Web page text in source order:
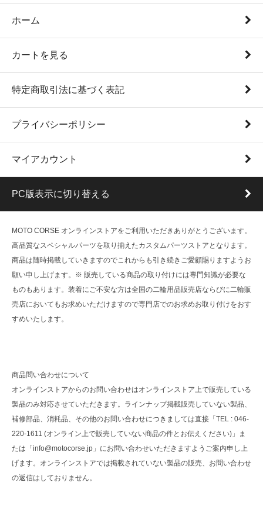
ホーム
カートを見る
特定商取引法に基づく表記
プライバシーポリシー
マイアカウント
PC版表示に切り替える
MOTO CORSE オンラインストアをご利用いただきありがとうございます。
高品質なスペシャルパーツを取り揃えたカスタムパーツストアとなります。
商品は随時掲載していきますのでこれからも引き続きご愛顧賜りますようお
願い申し上げます。※ 販売している商品の取り付けには専門知識が必要な
ものもあります。装着にご不安な方は全国の二輪用品販売店ならびに二輪販
売店においてもお求めいただけますので専門店でのお求めお取り付けをおす
すめいたします。
商品問い合わせについて
オンラインストアからのお問い合わせはオンラインストア上で販売している
製品のみ対応させていただきます。ラインナップ掲載販売していない製品、
補修部品、消耗品、その他のお問い合わせにつきましては直接「TEL : 046-
220-1611 (オンライン上で販売していない商品の件とお伝えください)」ま
たは「info@motocorse.jp」にお問い合わせいただきますようご案内申し上
げます。オンラインストアでは掲載されていない製品の販売、お問い合わせ
の返信はしておりません。